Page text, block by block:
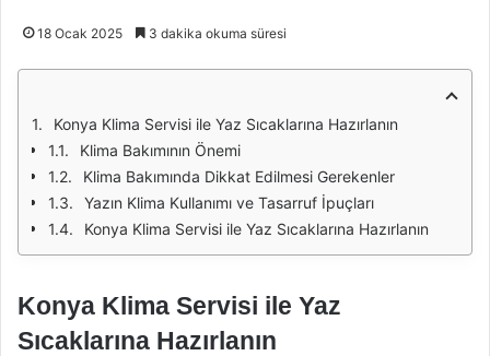
18 Ocak 2025 3 dakika okuma süresi
Konya Klima Servisi ile Yaz Sıcaklarına Hazırlanın
Klima Bakımının Önemi
Klima Bakımında Dikkat Edilmesi Gerekenler
Yazın Klima Kullanımı ve Tasarruf İpuçları
Konya Klima Servisi ile Yaz Sıcaklarına Hazırlanın
Konya Klima Servisi ile Yaz
Sıcaklarına Hazırlanın